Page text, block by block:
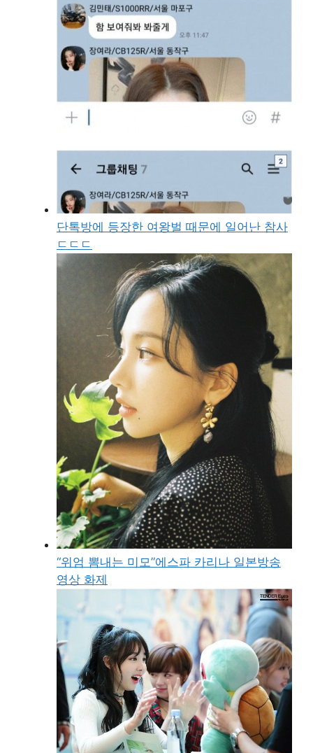
단톡방에 등장한 여왕벌 때문에 일어난 참사
ㄷㄷㄷ
“위엄 뽐내는 미모”에스파 카리나 일본방송
영상 화제